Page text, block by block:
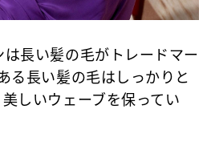
長い髪の毛がトレードマー
る長い髪の毛はしっかりと
しいウェーブを保ってい